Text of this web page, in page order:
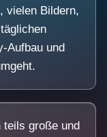
vielen Bildern,
Aufbau und
teils große und